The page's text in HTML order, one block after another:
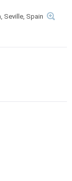
Seville, Spain